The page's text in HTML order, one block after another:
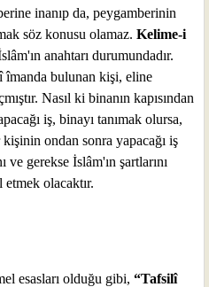
inanıp da, peygamberinin
söz konusu olamaz. Kelime-i
anahtarı durumundadır.
îmanda bulunan kişi, eline
Nasıl ki binanın kapısından
iş, binayı tanımak olursa,
ondan sonra yapacağı iş
ve gerekse İslâm'ın şartlarını
olacaktır.
esasları olduğu gibi, “Tafsilî